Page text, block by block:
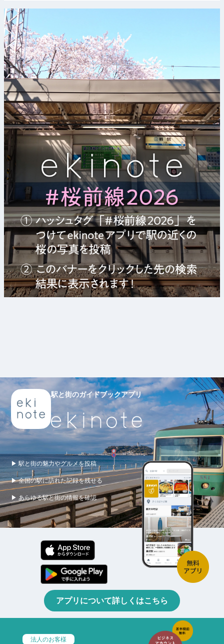
駅と街のガイドブックアプリ
▶ 駅と街の魅力やグルメを投稿
▶ 全国の駅に訪れた記録を残せる
▶ あらゆる駅と街の情報を確認
アプリについて詳しくはこちら
法人のお客様